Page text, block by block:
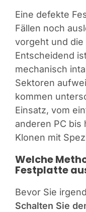
Datenrettung-
Eine defekte
Fällen noch
vorgeht und
Entscheidend
mechanisch
Sektoren
kommen
Einsatz, vom
anderen PC bis
Klonen mit
Welche
Festplatte
Bevor Sie
Schalten Sie